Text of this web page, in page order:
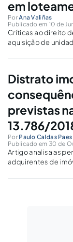
em
PorAna Valiñas
Publicado em 10 de
Críticas ao direito
aquisição de unidade
previsto na Lei
Distrato
previstas
13.786/
Por Paulo Caldas Paes
Publicado em 30 de
Artigo analisa as
adquirentes de